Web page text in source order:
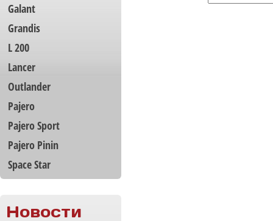
Galant
Grandis
L 200
Lancer
Outlander
Pajero
Pajero Sport
Pajero Pinin
Space Star
Новости